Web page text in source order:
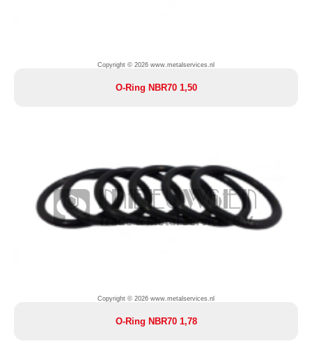
Copyright © 2026 www.metalservices.nl
O-Ring NBR70 1,50
Copyright © 2026 www.metalservices.nl
O-Ring NBR70 1,78